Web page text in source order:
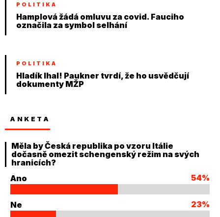
POLITIKA
Hamplová žádá omluvu za covid. Fauciho
označila za symbol selhání
POLITIKA
Hladík lhal! Paukner tvrdí, že ho usvědčují
dokumenty MŽP
ANKETA
Měla by Česká republika po vzoru Itálie
dočasně omezit schengenský režim na svých
hranicích?
Ano
54%
Ne 23%